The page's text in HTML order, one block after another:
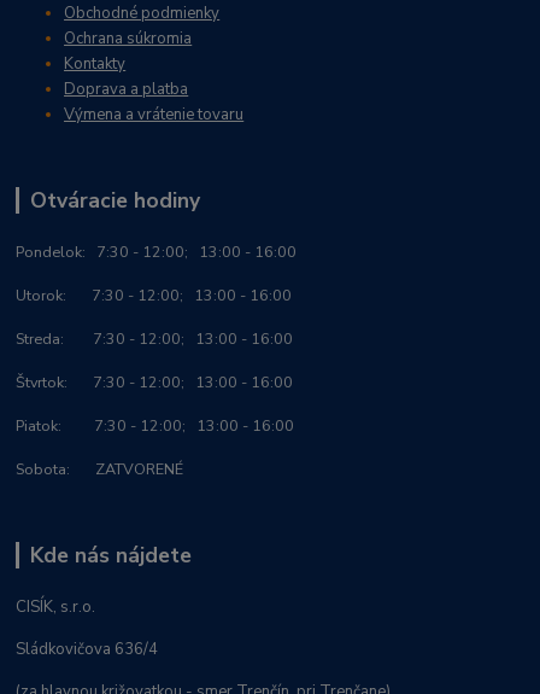
Obchodné podmienky
Ochrana súkromia
Kontakty
Doprava a platba
Výmena a vrátenie tovaru
Otváracie hodiny
Pondelok: 7:30 - 12:00; 13:00 - 16:00
Utorok: 7:30 - 12:00; 13:00 - 16:00
Streda: 7:30 - 12:00; 13:00 - 16:00
Štvrtok: 7:30 - 12:00; 13:00 - 16:00
Piatok: 7:30 - 12:00; 13:00 - 16:00
Sobota: ZATVORENÉ
Kde nás nájdete
CISÍK, s.r.o.
Sládkovičova 636/4